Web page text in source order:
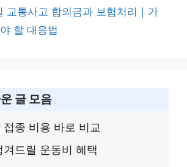
교통사고 합의금과 보험처리｜가
할 대응법
글 모음
종 비용 바로 비교
드릴 운동비 혜택